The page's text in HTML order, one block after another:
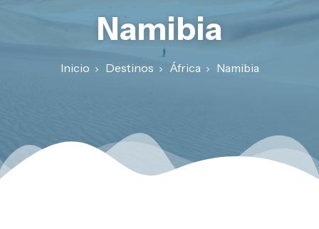
Namibia
Inicio Destinos África Namibia